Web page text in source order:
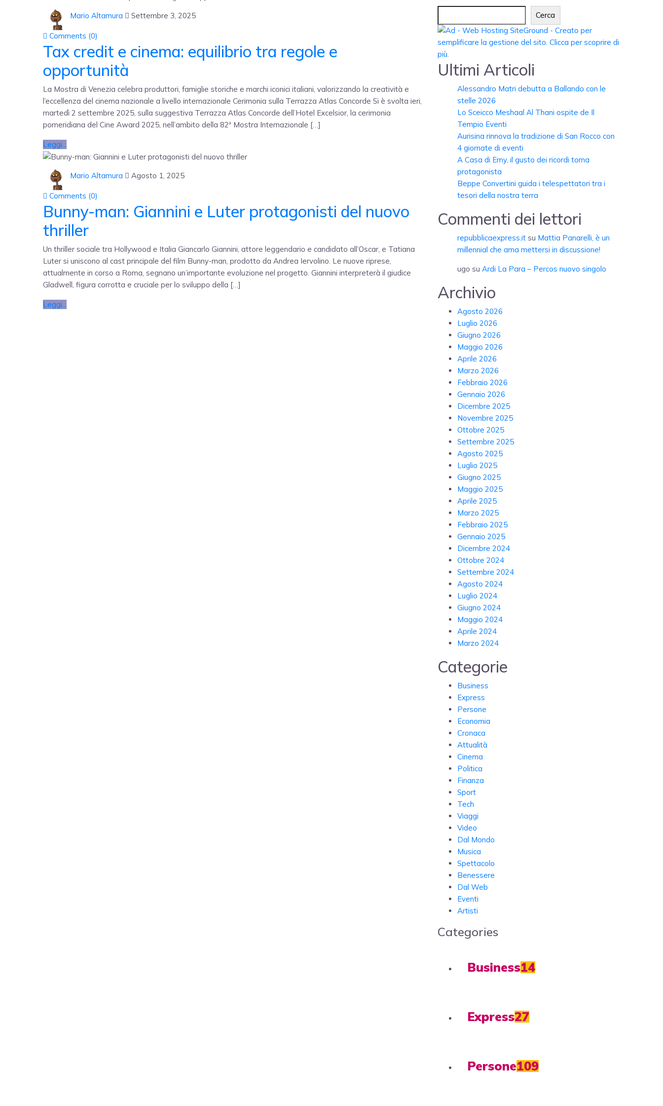
Mario Altamura Settembre 3, 2025
Comments (0)
Tax credit e cinema: equilibrio tra regole e
opportunità
La Mostra di Venezia celebra produttori, famiglie storiche e marchi iconici italiani, valorizzando la creatività e
l’eccellenza del cinema nazionale a livello internazionale Cerimonia sulla Terrazza Atlas Concorde Si è svolta ieri,
martedì 2 settembre 2025, sulla suggestiva Terrazza Atlas Concorde dell’Hotel Excelsior, la cerimonia
pomeridiana del Cine Award 2025, nell’ambito della 82ª Mostra Internazionale […]
Leggi...
Mario Altamura Agosto 1, 2025
Comments (0)
Bunny-man: Giannini e Luter protagonisti del nuovo
thriller
Un thriller sociale tra Hollywood e Italia Giancarlo Giannini, attore leggendario e candidato all’Oscar, e Tatiana
Luter si uniscono al cast principale del film Bunny-man, prodotto da Andrea Iervolino. Le nuove riprese,
attualmente in corso a Roma, segnano un’importante evoluzione nel progetto. Giannini interpreterà il giudice
Gladwell, figura corrotta e cruciale per lo sviluppo della […]
Leggi...
Cerca
Ultimi Articoli
Alessandro Matri debutta a Ballando con le
stelle 2026
Lo Sceicco Meshaal Al Thani ospite de Il
Tempio Eventi
Aurisina rinnova la tradizione di San Rocco con
4 giornate di eventi
A Casa di Emy, il gusto dei ricordi torna
protagonista
Beppe Convertini guida i telespettatori tra i
tesori della nostra terra
Commenti dei lettori
repubblicaexpress.it su Mattia Panarelli, è un
millennial che ama mettersi in discussione!
ugo su Ardi La Para – Percos nuovo singolo
Archivio
Agosto 2026
Luglio 2026
Giugno 2026
Maggio 2026
Aprile 2026
Marzo 2026
Febbraio 2026
Gennaio 2026
Dicembre 2025
Novembre 2025
Ottobre 2025
Settembre 2025
Agosto 2025
Luglio 2025
Giugno 2025
Maggio 2025
Aprile 2025
Marzo 2025
Febbraio 2025
Gennaio 2025
Dicembre 2024
Ottobre 2024
Settembre 2024
Agosto 2024
Luglio 2024
Giugno 2024
Maggio 2024
Aprile 2024
Marzo 2024
Categorie
Business
Express
Persone
Economia
Cronaca
Attualità
Cinema
Politica
Finanza
Sport
Tech
Viaggi
Video
Dal Mondo
Musica
Spettacolo
Benessere
Dal Web
Eventi
Artisti
Categories
Business14
Express27
Persone109